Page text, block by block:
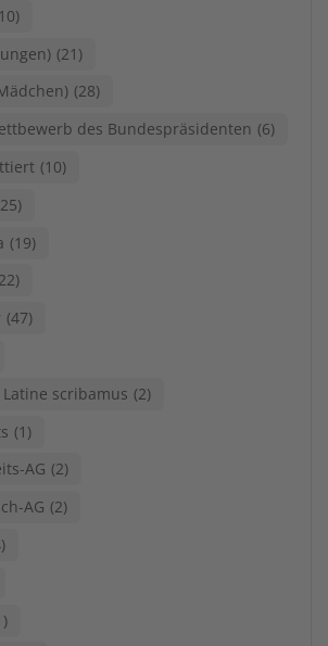
10
21
28
des Bundespräsidenten 6
10
25
19
22
47
scribamus 2
1
AG 2
AG 2